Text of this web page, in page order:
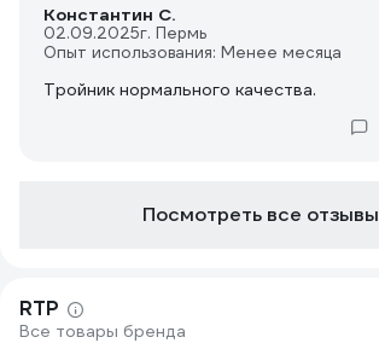
Константин С.
02.09.2025г. Пермь
Опыт использования: Менее месяца
Тройник нормального качества.
Посмотреть все отзывы
RTP
Все товары бренда